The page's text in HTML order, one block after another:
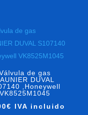
de gas
DUVAL
,Honeywell
VK8525M1045
€ IVA incluido